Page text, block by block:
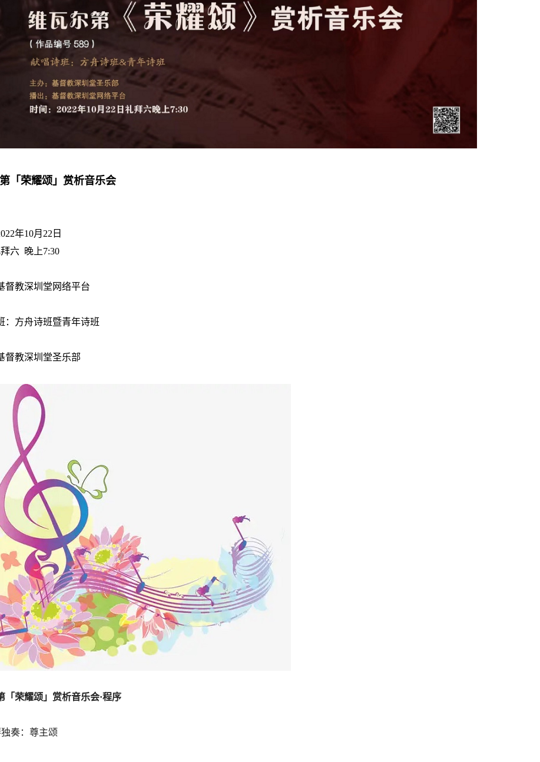
「荣耀颂」赏析音乐会
年10月22日
晚上7:30
督教深圳堂网络平台
：方舟诗班暨青年诗班
督教深圳堂圣乐部
「荣耀颂」赏析音乐会·程序
奏：尊主颂